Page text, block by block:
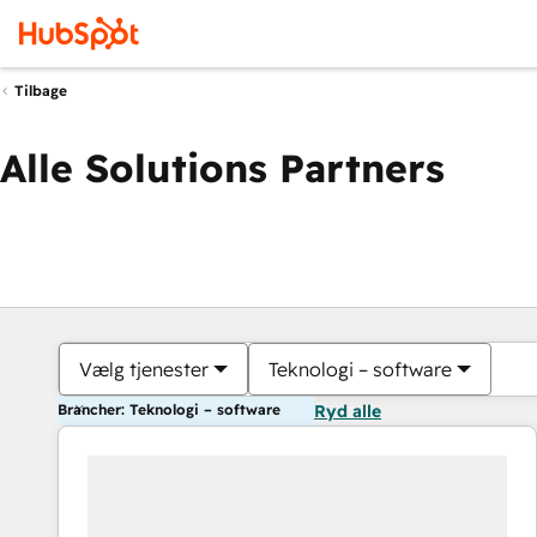
Tilbage
Alle Solutions Partners
Vælg tjenester Teknologi – software
Brancher: Teknologi – software Ryd alle